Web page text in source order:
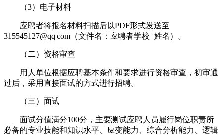
（3）电子材料
应聘者将报名材料扫描后以PDF形式发送至
315545127@qq.com（文件名：应聘者学校+姓名）。
（二）资格审查
用人单位根据应聘基本条件和要求进行资格审查，初审通
过后，采用直接面试的方式进行招聘。
（三）面试
面试分值满分100分，主要测试应聘人员履行岗位职责所
必备的专业技能和知识水平、应变能力、综合分析能力、逻辑